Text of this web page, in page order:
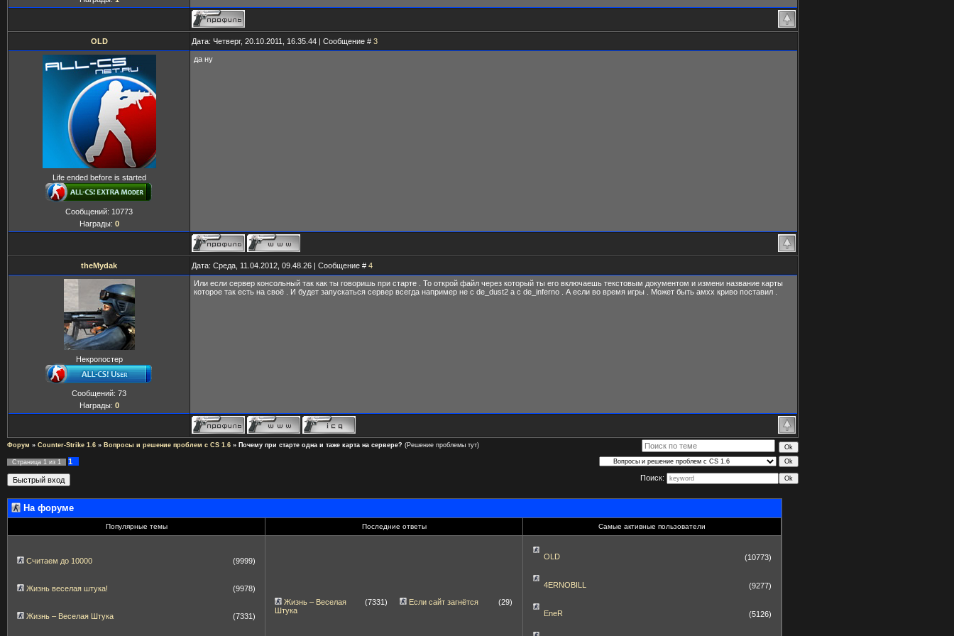
OLD Дата: Четверг, 20.10.2011, 16.35.44 | Сообщение # 3
Life ended before is started
Сообщений: 10773
Награды: 0
да ну
theMydak Дата: Среда, 11.04.2012, 09.48.26 | Сообщение # 4
Некропостер
Сообщений: 73
Награды: 0
Или если сервер консольный так как ты говоришь при старте . То открой файл через который ты его включаешь текстовым документом и измени название карты
которое так есть на своё . И будет запускаться сервер всегда например не с de_dust2 a c de_inferno . А если во время игры . Может быть амхх криво поставил .
Форум » Counter-Strike 1.6 » Вопросы и решение проблем с CS 1.6 » Почему при старте одна и таже карта на сервере? (Решение проблемы тут)
Страница 1 из 1
1
Поиск:
На форуме
Популярные темы Последние ответы Самые активные пользователи
Считаем до 10000 (9999)
Жизнь веселая штука! (9978)
Жизнь – Веселая Штука (7331)
Жизнь – Веселая
Штука
(7331) Если сайт загнётся (29)
OLD (10773)
4ERNOBILL (9277)
EneR (5126)